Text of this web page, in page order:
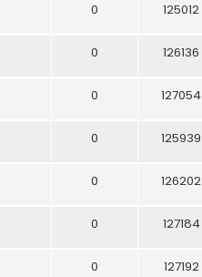
0 125012
0 126136
0 127054
0 125939
0 126202
0 127184
0 127192